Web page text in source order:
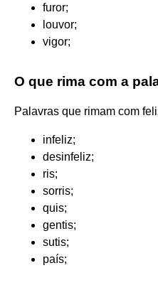
furor;
louvor;
vigor;
O que rima com a
Palavras que rimam com
infeliz;
desinfeliz;
ris;
sorris;
quis;
gentis;
sutis;
país;